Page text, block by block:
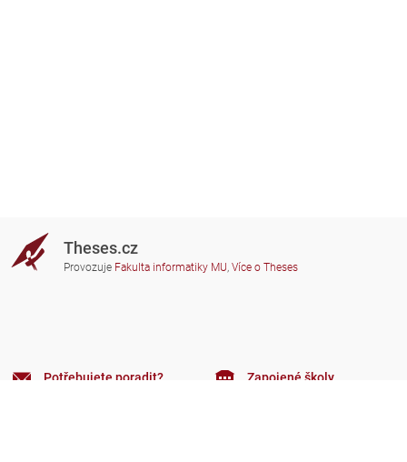
Theses.cz
Provozuje Fakulta informatiky MU, Více o Theses
Potřebujete poradit? Zapojené školy